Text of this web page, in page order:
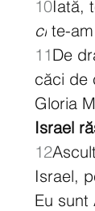
10Iată,
ci te-
11De
căci de
Gloria
Israel
12
Israel,
Eu sunt